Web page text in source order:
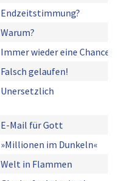
Endzeitstimmung?
Warum?
Immer wieder eine Chance
Falsch gelaufen!
Unersetzlich
E-Mail für Gott
»Millionen im Dunkeln«
Welt in Flammen